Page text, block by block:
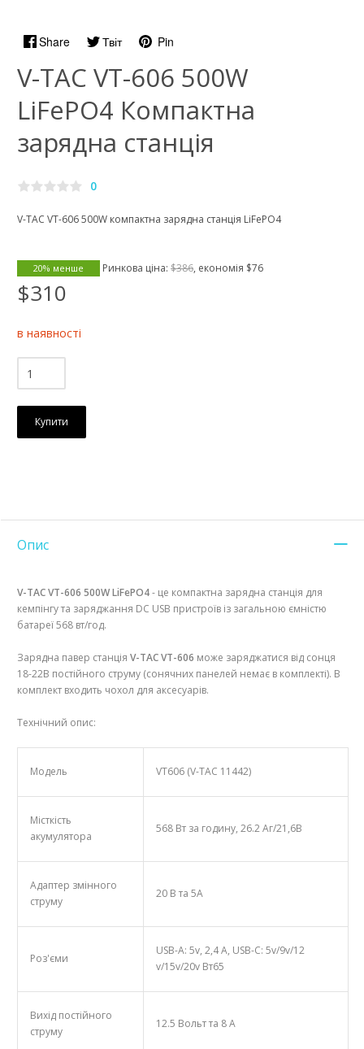
Share Твіт Pin
V-TAC VT-606 500W
LiFePO4 Компактна
зарядна станція
0
V-TAC VT-606 500W компактна зарядна станція LiFePO4
20% менше Ринкова ціна: $386, економія $76
$310
в наявності
Купити
Опис
V-TAC VT-606 500W LiFePO4- це компактна зарядна станція для
кемпінгу та заряджання DC USB пристроїв із загальною ємністю
батареї 568 вт/год.
Зарядна павер станція V-TAC VT-606 може заряджатися від сонця
18-22В постійного струму (сонячних панелей немає в комплекті). В
комплект входить чохол для аксесуарів.
Технічний опис:
Модель VT606 (V-TAC 11442)
Місткість
акумулятора
568 Вт за годину, 26.2 Аг/21,6В
Адаптер змінного
струму
20 В та 5А
Роз'єми
USB-А: 5v, 2,4 А, USB-C: 5v/9v/12
v/15v/20v Вт65
Вихід постійного
струму
12.5 Вольт та 8 А